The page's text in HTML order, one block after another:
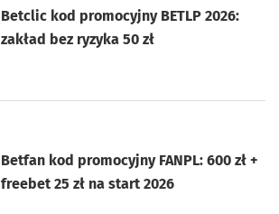
Betclic kod promocyjny BETLP 2026:
zakład bez ryzyka 50 zł
Betfan kod promocyjny FANPL: 600 zł +
freebet 25 zł na start 2026